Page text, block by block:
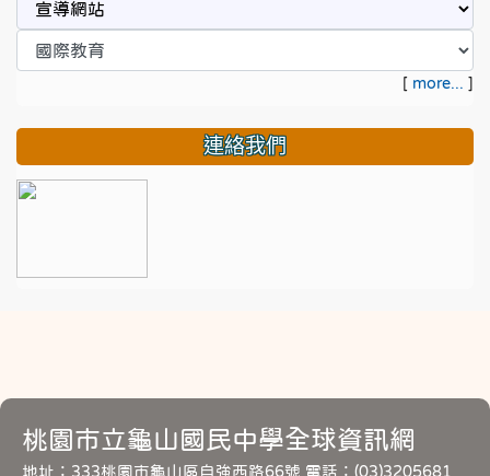
[ more... ]
連絡我們
桃園市立龜山國民中學全球資訊網
地址：333桃園市龜山區自強西路66號 電話：(03)3205681